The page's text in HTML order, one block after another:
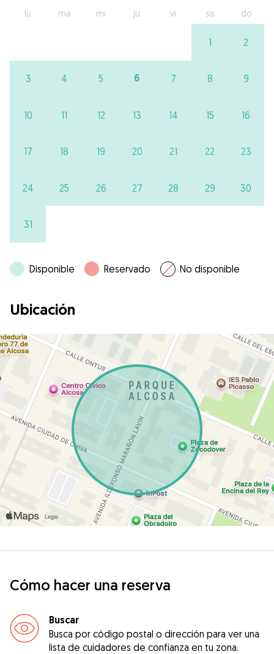
lu ma mi ju vi sa do
1 2
3 4 5 6 7 8 9
10 11 12 13 14 15 16
17 18 19 20 21 22 23
24 25 26 27 28 29 30
31
Disponible Reservado No disponible
Ubicación
Cómo hacer una reserva
Buscar
Busca por código postal o dirección para ver una
lista de cuidadores de confianza en tu zona.